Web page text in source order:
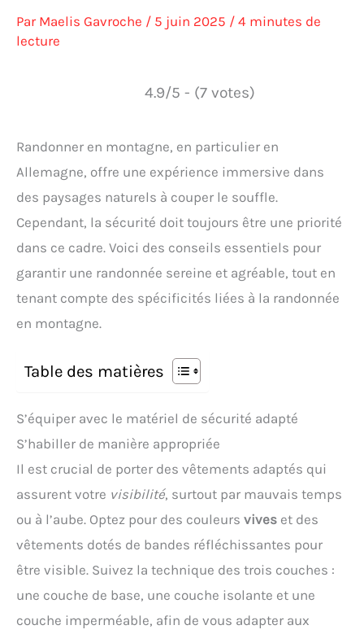
Par Maelis Gavroche / 5 juin 2025 / 4 minutes de
lecture
4.9/5 - (7 votes)
Randonner en montagne, en particulier en
Allemagne, offre une expérience immersive dans
des paysages naturels à couper le souffle.
Cependant, la sécurité doit toujours être une priorité
dans ce cadre. Voici des conseils essentiels pour
garantir une randonnée sereine et agréable, tout en
tenant compte des spécificités liées à la randonnée
en montagne.
Table des matières
S’équiper avec le matériel de sécurité adapté
S’habiller de manière appropriée
Il est crucial de porter des vêtements adaptés qui
assurent votre visibilité, surtout par mauvais temps
ou à l’aube. Optez pour des couleurs vives et des
vêtements dotés de bandes réfléchissantes pour
être visible. Suivez la technique des trois couches :
une couche de base, une couche isolante et une
couche imperméable, afin de vous adapter aux